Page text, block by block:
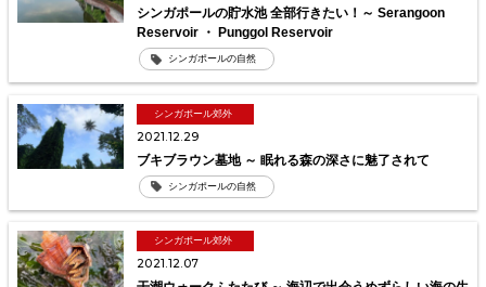
シンガポールの貯水池 全部行きたい！～ Serangoon
Reservoir ・ Punggol Reservoir
シンガポールの自然
シンガポール郊外
2021.12.29
ブキブラウン墓地 ～ 眠れる森の深さに魅了されて
シンガポールの自然
シンガポール郊外
2021.12.07